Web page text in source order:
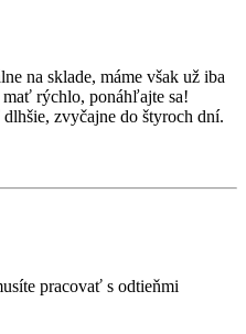
na sklade, máme však už iba
rýchlo, ponáhľajte sa!
zvyčajne do štyroch dní.
pracovať s odtieňmi